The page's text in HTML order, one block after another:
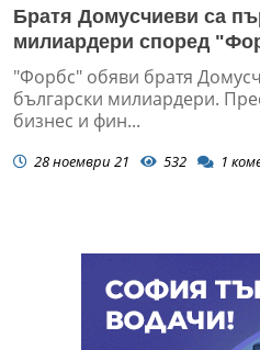
Братя Домусчиеви са
милиардери според
"Форбс" обяви братя
български милиардери.
бизнес и фин...
28 ноември 21 532 1